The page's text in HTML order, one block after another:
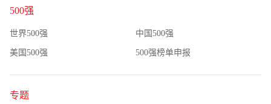
500强
世界500强 中国500强
美国500强 500强榜单申报
专题